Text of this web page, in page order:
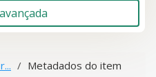
Metadados do item